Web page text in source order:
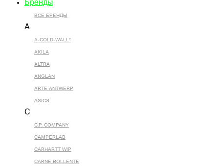
Бренды
ВСЕ БРЕНДЫ
A
A-COLD-WALL*
AKILA
ALTRA
ANGLAN
ARTE ANTWERP
ASICS
C
C.P. COMPANY
CAMPERLAB
CARHARTT WIP
CARNE BOLLENTE